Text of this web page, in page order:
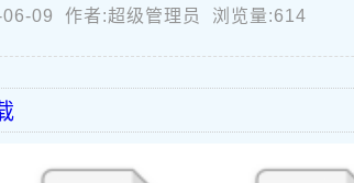
06-09 作者:超级管理员 浏览量:614